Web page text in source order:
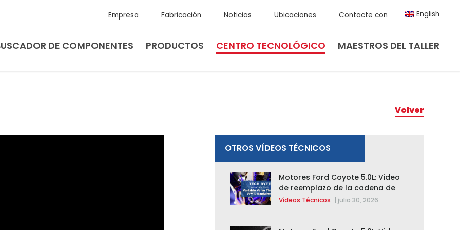
Empresa Fabricación Noticias Ubicaciones Contacte con English
DE COMPONENTES PRODUCTOS CENTRO TECNOLÓGICO MAESTROS DEL TALLER
Volver
OTROS VÍDEOS TÉCNICOS
Motores Ford Coyote 5.0L: Video
de reemplazo de la cadena de
distribución de la F-150 2015 –
Vídeos Técnicos | julio 30, 2026